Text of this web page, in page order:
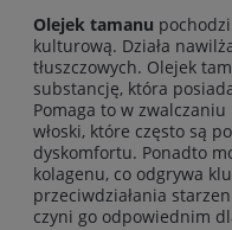
Olejek tamanu
kulturową. Działa
tłuszczowych. Olejek
substancję, która
Pomaga to w
włoski, które często są
dyskomfortu. Ponadto
kolagenu, co odgrywa
przeciwdziałania
czyni go odpowiednim